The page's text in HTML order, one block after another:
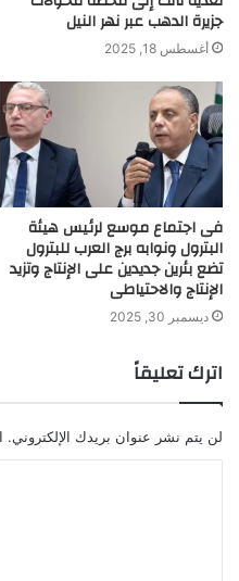
جزيرة الدهب عبر نهر النيل
أغسطس 18, 2025
فى اجتماع موسع لرئيس هيئة
البترول ونوابه برج العرب للبترول
تضع بئرين جديدين على الإنتاج وتزيد
الإنتاج والاحتياطى
ديسمبر 30, 2025
اترك تعليقاً
لن يتم نشر عنوان بريدك الإلكتروني.